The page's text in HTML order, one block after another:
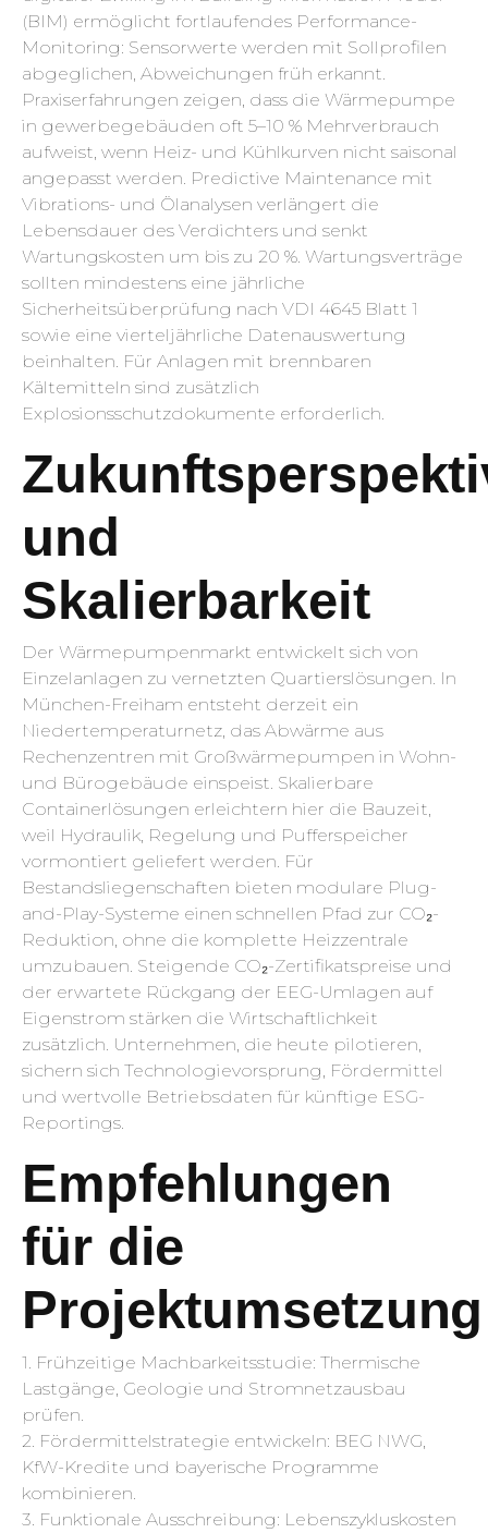
(BIM) ermöglicht fortlaufendes Performance-
Monitoring: Sensorwerte werden mit Soll­profilen
abgeglichen, Abweichungen früh erkannt.
Praxiserfahrungen zeigen, dass die Wärmepumpe
in gewerbegebäuden oft 5–10 % Mehrverbrauch
aufweist, wenn Heiz- und Kühlkurven nicht saisonal
angepasst werden. Predictive Maintenance mit
Vibrations- und Ölanalysen verlängert die
Lebensdauer des Verdichters und senkt
Wartungskosten um bis zu 20 %. Wartungsverträge
sollten mindestens eine jährliche
Sicherheitsüberprüfung nach VDI 4645 Blatt 1
sowie eine vierteljährliche Datenauswertung
beinhalten. Für Anlagen mit brennbaren
Kältemitteln sind zusätzlich
Explosionsschutzdokumente erforderlich.
und
Skalierbarkeit
Der Wärmepumpenmarkt entwickelt sich von
Einzelanlagen zu vernetzten Quartierslösungen. In
München-Freiham entsteht derzeit ein
Niedertemperaturnetz, das Abwärme aus
Rechenzentren mit Großwärmepumpen in Wohn-
und Bürogebäude einspeist. Skalierbare
Containerlösungen erleichtern hier die Bauzeit,
weil Hydraulik, Regelung und Pufferspeicher
vormontiert geliefert werden. Für
Bestandsliegenschaften bieten modulare Plug-
and-Play-Systeme einen schnellen Pfad zur CO₂-
Reduktion, ohne die komplette Heizzentrale
umzubauen. Steigende CO₂-Zertifikatspreise und
der erwartete Rückgang der EEG-Umlagen auf
Eigenstrom stärken die Wirtschaftlichkeit
zusätzlich. Unternehmen, die heute pilotieren,
sichern sich Technologievorsprung, Fördermittel
und wertvolle Betriebsdaten für künftige ESG-
Reportings.
Empfehlungen
für die
Projektumsetzung
1. Frühzeitige Machbarkeitsstudie: Thermische
Lastgänge, Geologie und Stromnetzausbau
prüfen.
2. Fördermittelstrategie entwickeln: BEG NWG,
KfW-Kredite und bayerische Programme
kombinieren.
3. Funktionale Ausschreibung: Lebenszykluskosten